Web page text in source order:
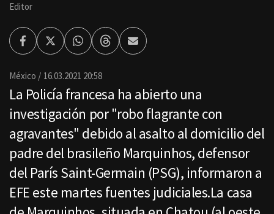
Editor
FacebookTwitterWhatsappThreadsEnviar
por
México 16.03.2021 20:58
La Policía francesa ha abierto una
investigación por "robo flagrante con
agravantes" debido al asalto al domicilio del
padre del brasileño Marquinhos, defensor
del París Saint-Germain (PSG), informaron a
EFE este martes fuentes judiciales.La casa